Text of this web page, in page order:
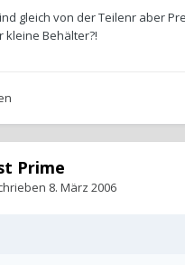
gleich von der Teilenr aber
kleine Behälter?!
Prime
8. März 2006